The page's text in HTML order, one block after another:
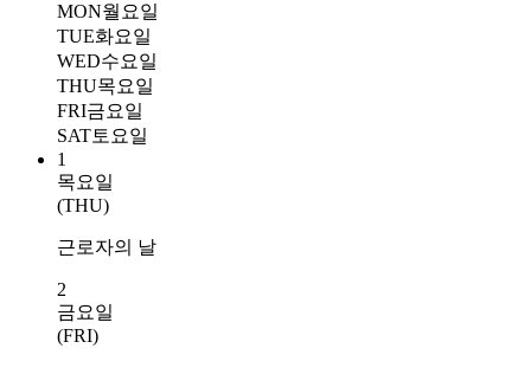
MON월요일
TUE화요일
WED수요일
THU목요일
FRI금요일
SAT토요일
1
목요일
(THU)
근로자의 날
2
금요일
(FRI)